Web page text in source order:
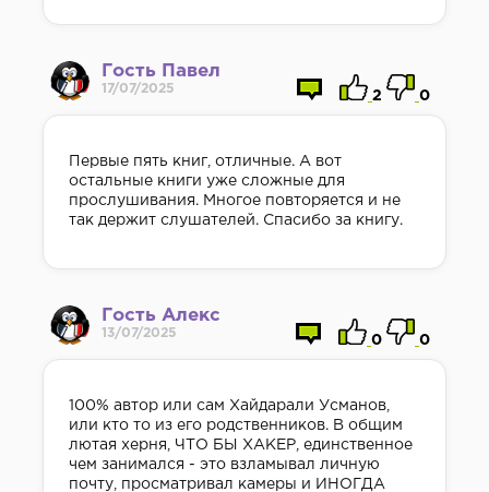
Гость Павел
17/07/2025
2 0
Первые пять книг, отличные. А вот
остальные книги уже сложные для
прослушивания. Многое повторяется и не
так держит слушателей. Спасибо за книгу.
Гость Алекс
13/07/2025
0 0
100% автор или сам Хайдарали Усманов,
или кто то из его родственников. В общим
лютая херня, ЧТО БЫ ХАКЕР, единственное
чем занимался - это взламывал личную
почту, просматривал камеры и ИНОГДА